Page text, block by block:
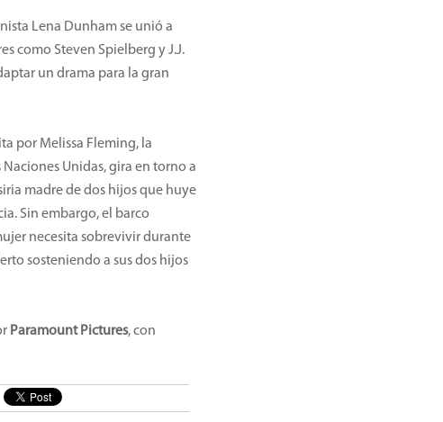
Lena Dunham se unió a
como Steven Spielberg y J.J.
un drama para la gran
por Melissa Fleming, la
Unidas, gira en torno a
madre de dos hijos que huye
Sin embargo, el barco
necesita sobrevivir durante
sosteniendo a sus dos hijos
Paramount Pictures, con